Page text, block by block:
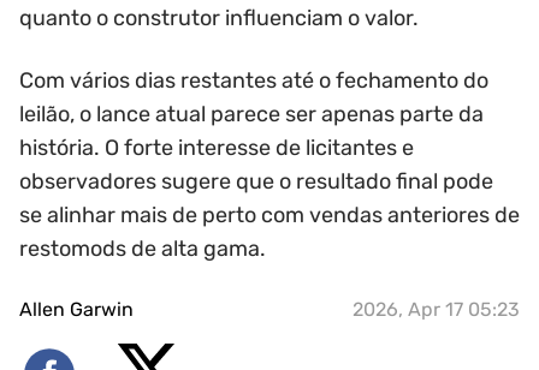
quanto o construtor influenciam o valor.
Com vários dias restantes até o fechamento do
leilão, o lance atual parece ser apenas parte da
história. O forte interesse de licitantes e
observadores sugere que o resultado final pode
se alinhar mais de perto com vendas anteriores de
restomods de alta gama.
Allen Garwin 2026, Apr 17 05:23